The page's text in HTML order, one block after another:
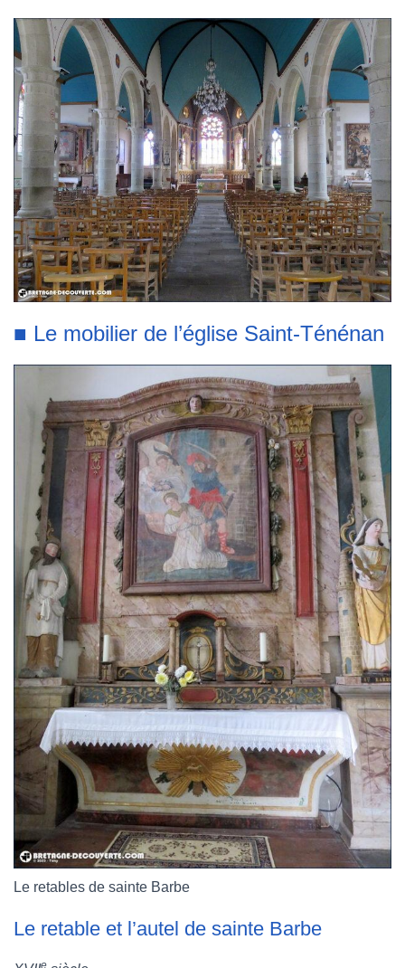
■ Le mobilier de l’église Saint-Ténénan
Le retables de sainte Barbe
Le retable et l’autel de sainte Barbe
e